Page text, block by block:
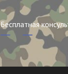
Бесплатная